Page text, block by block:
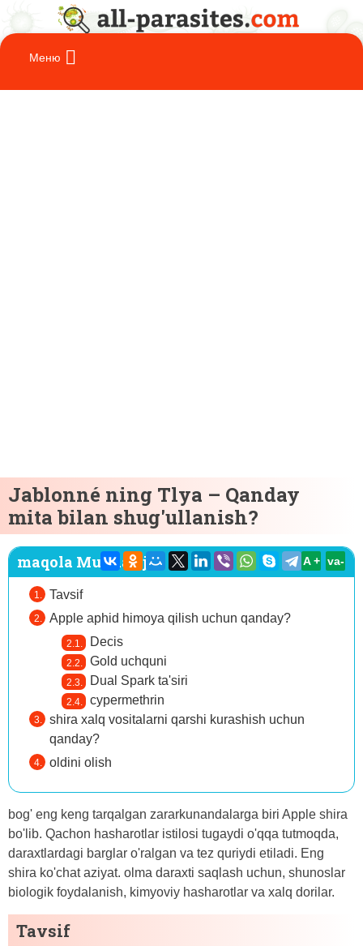
Jablonné ning Tlya – Qanday
mita bilan shug'ullanish?
maqola Mundarija:
Tavsif
Apple aphid himoya qilish uchun qanday?
Decis
Gold uchquni
Dual Spark ta'siri
cypermethrin
shira xalq vositalarni qarshi kurashish uchun
qanday?
oldini olish
A + va-
bog' eng keng tarqalgan zararkunandalarga biri Apple shira
bo'lib. Qachon hasharotlar istilosi tugaydi o'qqa tutmoqda,
daraxtlardagi barglar o'ralgan va tez quriydi etiladi. Eng
shira ko'chat aziyat. olma daraxti saqlash uchun, shunoslar
biologik foydalanish, kimyoviy hasharotlar va xalq dorilar.
Tavsif